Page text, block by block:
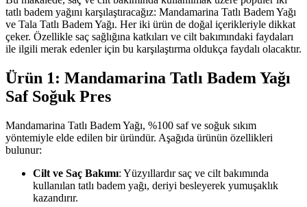
tatlı badem yağını karşılaştıracağız: Mandamarina Tatlı Badem Yağı
ve Tala Tatlı Badem Yağı. Her iki ürün de doğal içerikleriyle dikkat
çeker. Özellikle saç sağlığına katkıları ve cilt bakımındaki faydaları
ile ilgili merak edenler için bu karşılaştırma oldukça faydalı olacaktır.
Ürün 1: Mandamarina Tatlı Badem Yağı
Saf Soğuk Pres
Mandamarina Tatlı Badem Yağı, %100 saf ve soğuk sıkım
yöntemiyle elde edilen bir üründür. Aşağıda ürünün özellikleri
bulunur:
Cilt ve Saç Bakımı: Yüzyıllardır saç ve cilt bakımında
kullanılan tatlı badem yağı, deriyi besleyerek yumuşaklık
kazandırır.